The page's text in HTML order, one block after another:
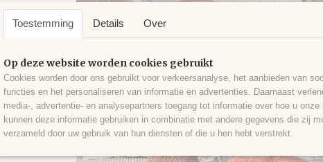
Toestemming Details Over
Op deze website worden cookies gebruikt
Cookies worden door ons gebruikt voor verkeersanalyse, het aanbieden van
functies en het personaliseren van informatie en advertenties. Daarnaast
media-, advertentie- en analysepartners toegang tot informatie over hoe u
kunnen deze informatie gebruiken in combinatie met andere gegevens die zij
verzameld door uw gebruik van hun diensten of die u hen hebt verstrekt.